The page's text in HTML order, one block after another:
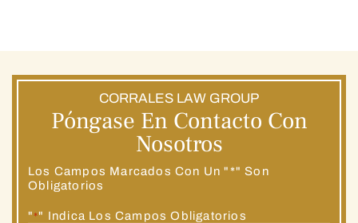
CORRALES LAW GROUP
Póngase En Contacto Con
Nosotros
Los Campos Marcados Con Un "*" Son
Obligatorios
" *" Indica Los Campos Obligatorios